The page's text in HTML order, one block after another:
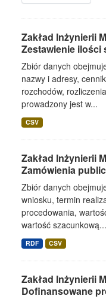
Zakład Inżynierii
Zestawienie ilości
Zbiór danych
nazwy i adresy,
rozchodów,
prowadzony jest w...
CSV
Zakład Inżynierii
Zamówienia
Zbiór danych
wniosku, termin
procedowania,
wartość szacunkową...
RDF CSV
Zakład Inżynierii
Dofinansowane